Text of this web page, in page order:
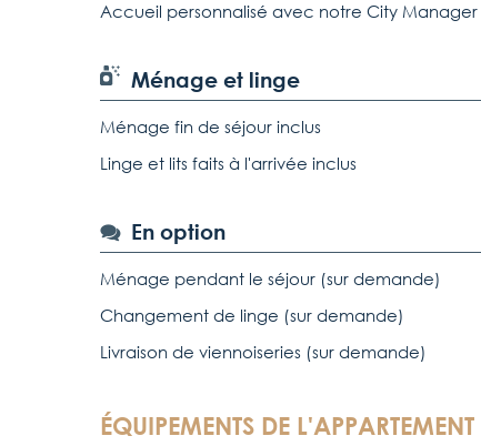
Accueil personnalisé avec notre City Manager
Ménage et linge
Ménage fin de séjour inclus
Linge et lits faits à l'arrivée inclus
En option
Ménage pendant le séjour (sur demande)
Changement de linge (sur demande)
Livraison de viennoiseries (sur demande)
ÉQUIPEMENTS DE L'APPARTEMENT